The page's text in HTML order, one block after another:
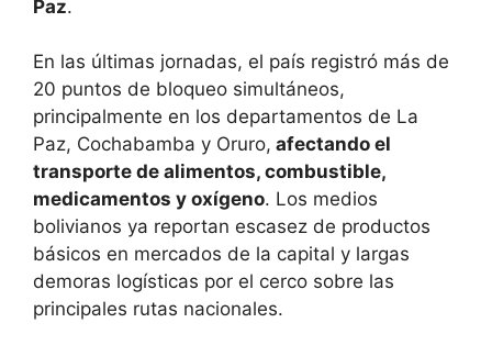
Paz.
En las últimas jornadas, el país registró más de
20 puntos de bloqueo simultáneos,
principalmente en los departamentos de La
Paz, Cochabamba y Oruro, afectando el
transporte de alimentos, combustible,
medicamentos y oxígeno. Los medios
bolivianos ya reportan escasez de productos
básicos en mercados de la capital y largas
demoras logísticas por el cerco sobre las
principales rutas nacionales.